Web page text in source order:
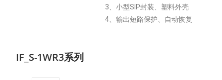
3、小型SIP封装、塑料外壳
4、输出短路保护、自动恢复
IF_S-1WR3系列